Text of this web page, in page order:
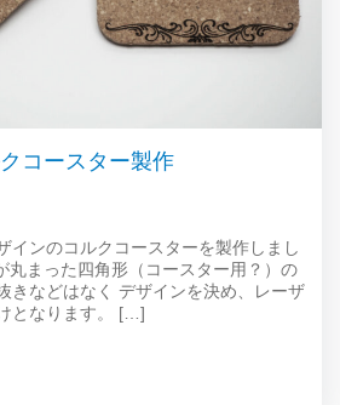
コースター製作
インのコルクコースターを製作しまし
まった四角形（コースター用？）の
きなどはなく デザインを決め、レーザ
となります。 […]